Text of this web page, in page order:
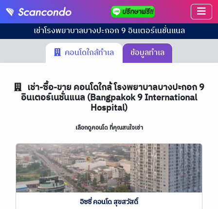
เช่าโรงพยาบาลบางปะกอก 9 อินเตอร์เนชั่นแนล
คอนโดใกล้ทำเล
ข้อมูลทำเล
เช่า-ซื้อ-ขาย คอนโดใกล้ โรงพยาบาลบางปะกอก 9
อินเตอร์เนชั่นแนล (Bangpakok 9 International
Hospital)
เลือกดูคอนโด ที่คุณสนใจเช่า
อิซซี่ คอนโด สุขสวัสดิ์